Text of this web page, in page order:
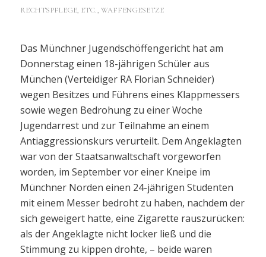
RECHTSPFLEGE, ETC., WAFFENGESETZE
Das Münchner Jugendschöffengericht hat am
Donnerstag einen 18-jährigen Schüler aus
München (Verteidiger RA Florian Schneider)
wegen Besitzes und Führens eines Klappmessers
sowie wegen Bedrohung zu einer Woche
Jugendarrest und zur Teilnahme an einem
Antiaggressionskurs verurteilt. Dem Angeklagten
war von der Staatsanwaltschaft vorgeworfen
worden, im September vor einer Kneipe im
Münchner Norden einen 24-jährigen Studenten
mit einem Messer bedroht zu haben, nachdem der
sich geweigert hatte, eine Zigarette rauszurücken:
als der Angeklagte nicht locker ließ und die
Stimmung zu kippen drohte, – beide waren